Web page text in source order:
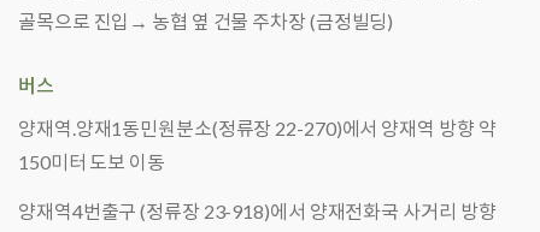
골목으로 진입→ 농협 옆 건물 주차장 (금정빌딩)
버스
양재역.양재1동민원분소(정류장 22-270)에서 양재역 방향 약
150미터 도보 이동
양재역4번출구 (정류장 23-918)에서 양재전화국 사거리 방향